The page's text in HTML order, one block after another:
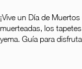
Monterrey
Camino
Oaxaca
¡Vive un Día de
muerteadas, los
yema. Guía para